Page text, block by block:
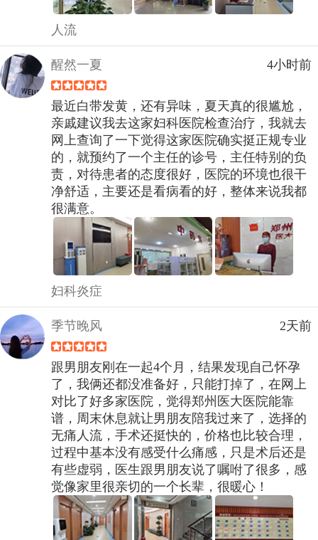
人流
醒然一夏 4小时前
最近白带发黄，还有异味，夏天真的很尴尬，
亲戚建议我去这家妇科医院检查治疗，我就去
网上查询了一下觉得这家医院确实挺正规专业
的，就预约了一个主任的诊号，主任特别的负
责，对待患者的态度很好，医院的环境也很干
净舒适，主要还是看病看的好，整体来说我都
很满意。
妇科炎症
季节晚风 2天前
跟男朋友刚在一起4个月，结果发现自己怀孕
了，我俩还都没准备好，只能打掉了，在网上
对比了好多家医院，觉得郑州医大医院能靠
谱，周末休息就让男朋友陪我过来了，选择的
无痛人流，手术还挺快的，价格也比较合理，
过程中基本没有感受什么痛感，只是术后还是
有些虚弱，医生跟男朋友说了嘱咐了很多，感
觉像家里很亲切的一个长辈，很暖心！